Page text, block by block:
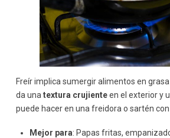
Freír implica sumergir alimentos en
da una textura crujienteen el exterior y
puede hacer en una freidora o sartén
Mejor para: Papas fritas,